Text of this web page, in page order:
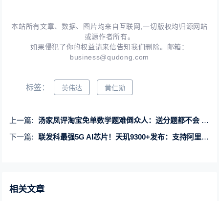
本站所有文章、数据、图片均来自互联网,一切版权均归源网站
或源作者所有。
如果侵犯了你的权益请来信告知我们删除。邮箱：
business@qudong.com
标签： 英伟达 黄仁勋
上一篇:
汤家凤评淘宝免单数学题难倒众人：送分题都不会 怎么笑得出来
下一篇:
联发科最强5G AI芯片！天玑9300+发布：支持阿里云、文心等大模型
相关文章